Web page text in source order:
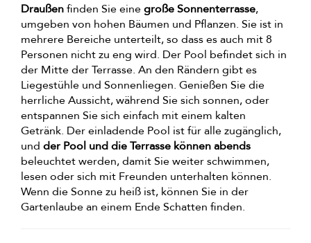
Draußenfinden Sie einegroße Sonnenterrasse,
umgeben von hohen Bäumen und Pflanzen. Sie ist in
mehrere Bereiche unterteilt, so dass es auch mit 8
Personen nicht zu eng wird. Der Pool befindet sich in
der Mitte der Terrasse. An den Rändern gibt es
Liegestühle und Sonnenliegen. Genießen Sie die
herrliche Aussicht, während Sie sich sonnen, oder
entspannen Sie sich einfach mit einem kalten
Getränk. Der einladende Pool ist für alle zugänglich,
und der Pool und die Terrasse können abends
beleuchtet werden, damit Sie weiter schwimmen,
lesen oder sich mit Freunden unterhalten können.
Wenn die Sonne zu heiß ist, können Sie in der
Gartenlaube an einem Ende Schatten finden.